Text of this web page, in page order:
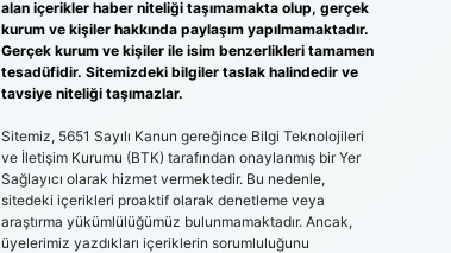
alan içerikler haber niteliği taşımamakta olup, gerçek
kurum ve kişiler hakkında paylaşım yapılmamaktadır.
Gerçek kurum ve kişiler ile isim benzerlikleri tamamen
tesadüfidir. Sitemizdeki bilgiler taslak halindedir ve
tavsiye niteliği taşımazlar.
Sitemiz, 5651 Sayılı Kanun gereğince Bilgi Teknolojileri
ve İletişim Kurumu (BTK) tarafından onaylanmış bir Yer
Sağlayıcı olarak hizmet vermektedir. Bu nedenle,
sitedeki içerikleri proaktif olarak denetleme veya
araştırma yükümlülüğümüz bulunmamaktadır. Ancak,
üyelerimiz yazdıkları içeriklerin sorumluluğunu